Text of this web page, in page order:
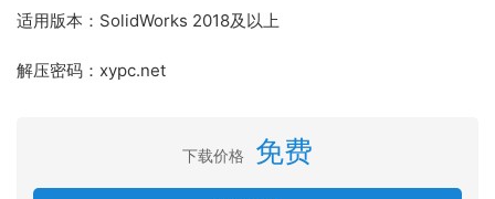
适用版本：SolidWorks 2018及以上
解压密码：xypc.net
下载价格 免费